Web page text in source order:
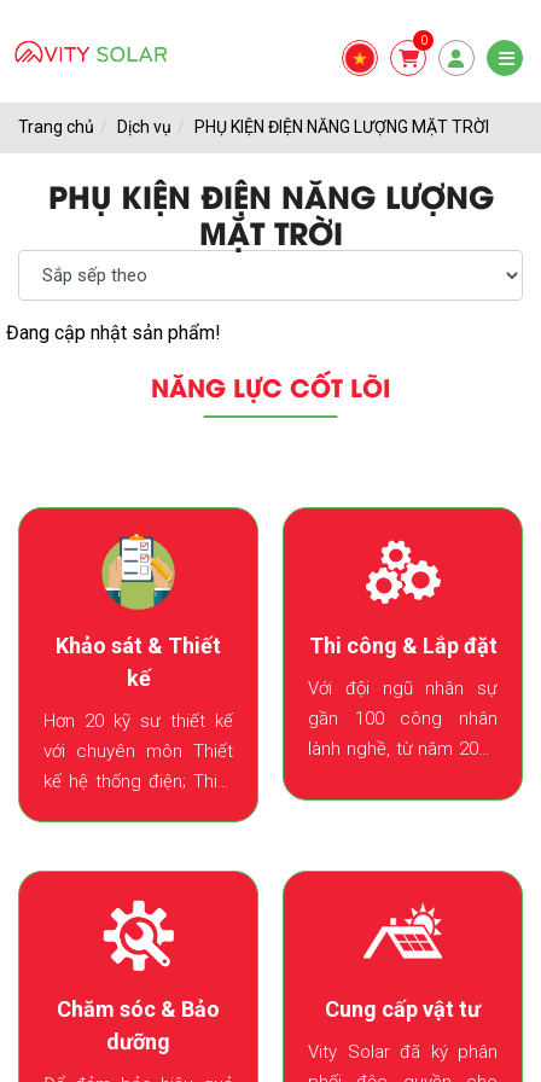
0
Trang chủ Dịch vụ PHỤ KIỆN ĐIỆN NĂNG LƯỢNG MẶT TRỜI
PHỤ KIỆN ĐIỆN NĂNG LƯỢNG
MẶT TRỜI
Đang cập nhật sản phẩm!
NĂNG LỰC CỐT LÕI
Khảo sát & Thiết
kế
Hơn 20 kỹ sư thiết kế
với chuyên môn Thiết
kế hệ thống điện; Thiết
100 dự án điện mặt trời
Thi công & Lắp đặt
Với đội ngũ nhân sự
gần 100 công nhân
lành nghề, từ năm 2020
Chăm sóc & Bảo
dưỡng
Cung cấp vật tư
Vity Solar đã ký phân